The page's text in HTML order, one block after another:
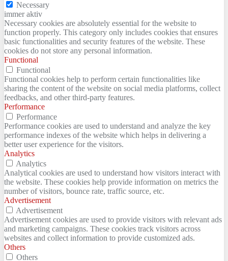
Necessary
immer aktiv
Necessary cookies are absolutely essential for the website to
function properly. This category only includes cookies that ensures
basic functionalities and security features of the website. These
cookies do not store any personal information.
Functional
Functional
Functional cookies help to perform certain functionalities like
sharing the content of the website on social media platforms, collect
feedbacks, and other third-party features.
Performance
Performance
Performance cookies are used to understand and analyze the key
performance indexes of the website which helps in delivering a
better user experience for the visitors.
Analytics
Analytics
Analytical cookies are used to understand how visitors interact with
the website. These cookies help provide information on metrics the
number of visitors, bounce rate, traffic source, etc.
Advertisement
Advertisement
Advertisement cookies are used to provide visitors with relevant ads
and marketing campaigns. These cookies track visitors across
websites and collect information to provide customized ads.
Others
Others